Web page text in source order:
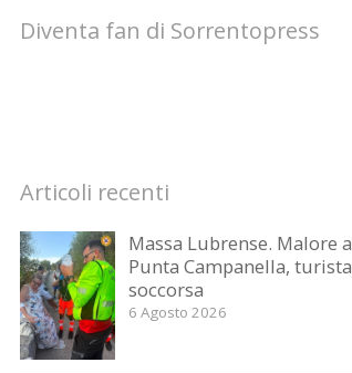
Diventa fan di Sorrentopress
Articoli recenti
Massa Lubrense. Malore a
Punta Campanella, turista
soccorsa
6 Agosto 2026